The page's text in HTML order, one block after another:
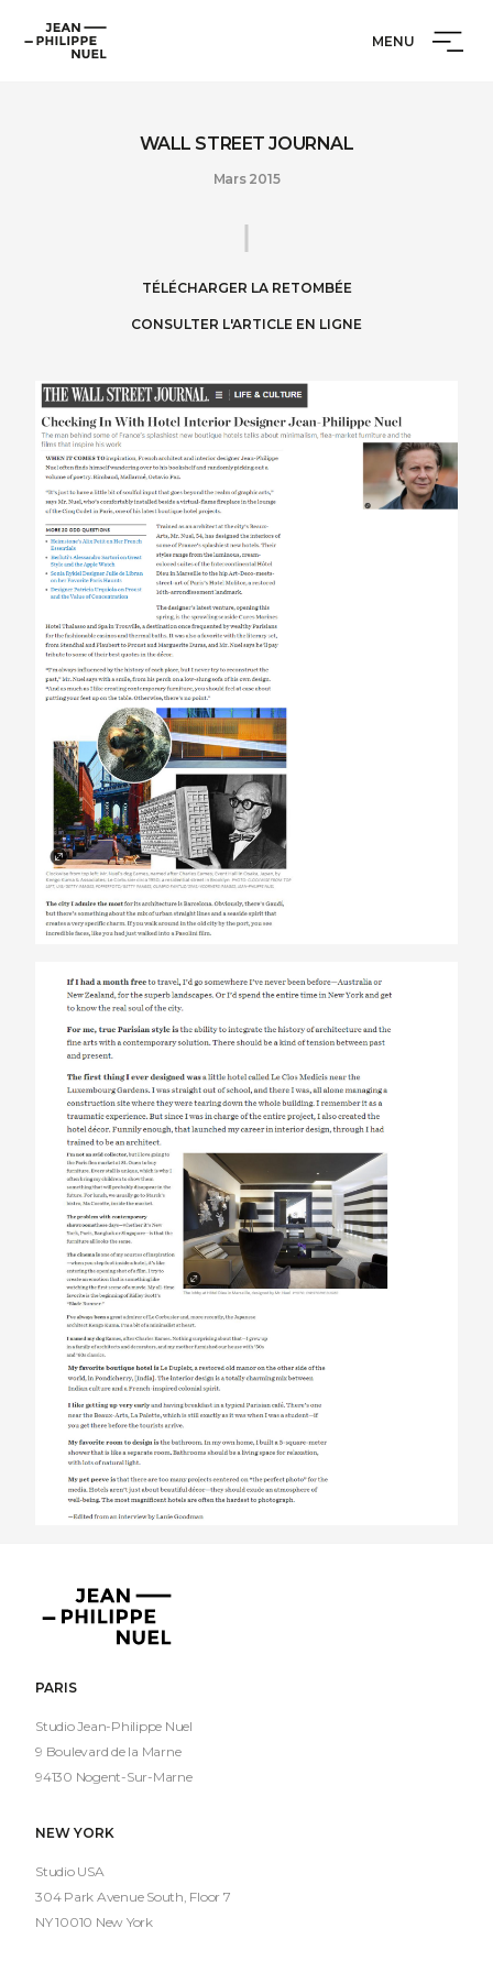
contenu
Jean-
Philippe
MENU
WALL STREET JOURNAL
Mars 2015
TÉLÉCHARGER LA RETOMBÉE
CONSULTER L'ARTICLE EN LIGNE
Jean-
Philippe
PARIS
Studio Jean-Philippe Nuel
9 Boulevard de la Marne
94130 Nogent-Sur-Marne
NEW YORK
Studio USA
304 Park Avenue South, Floor 7
NY 10010 New York